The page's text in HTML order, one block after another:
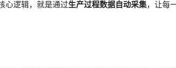
心逻辑，就是通过生产过程数据自动采集，让每